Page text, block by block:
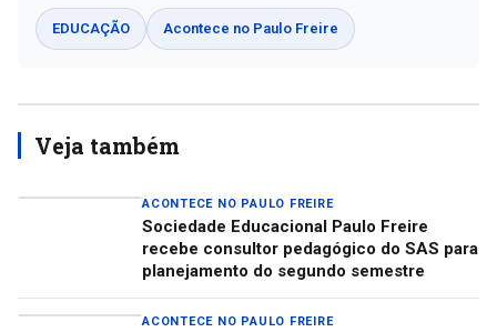
EDUCAÇÃO Acontece no Paulo Freire
Veja também
ACONTECE NO PAULO FREIRE
Sociedade Educacional Paulo Freire
recebe consultor pedagógico do SAS para
planejamento do segundo semestre
ACONTECE NO PAULO FREIRE